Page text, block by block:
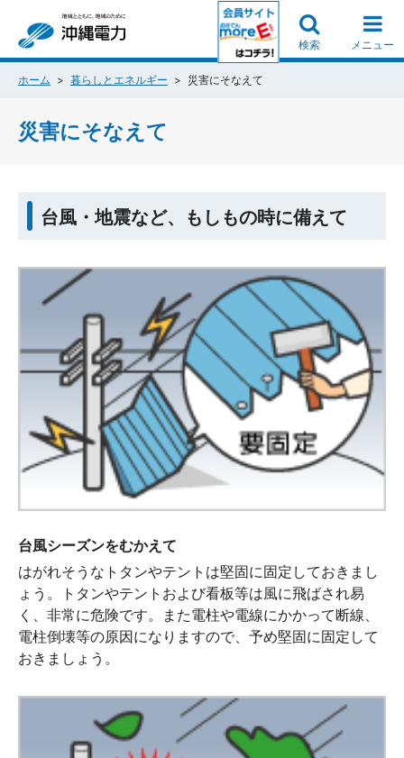
検索 メニュー
ホーム 暮らしとエネルギー 災害にそなえて
災害にそなえて
台風・地震など、もしもの時に備えて
台風シーズンをむかえて
はがれそうなトタンやテントは堅固に固定しておきまし
ょう。トタンやテントおよび看板等は風に飛ばされ易
く、非常に危険です。また電柱や電線にかかって断線、
電柱倒壊等の原因になりますので、予め堅固に固定して
おきましょう。